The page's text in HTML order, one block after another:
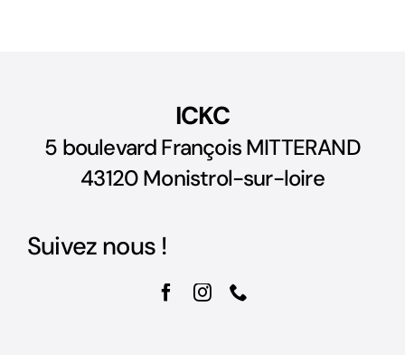
ICKC
5 boulevard François MITTERAND
43120 Monistrol-sur-loire
Suivez nous !